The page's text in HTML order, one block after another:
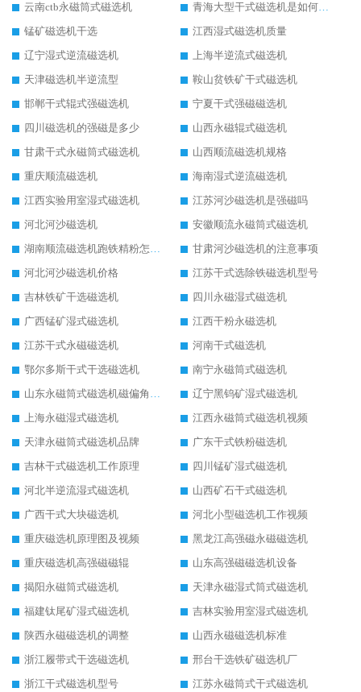
云南ctb永磁筒式磁选机
青海大型干式磁选机是如何选矿的
锰矿磁选机干选
江西湿式磁选机质量
辽宁湿式逆流磁选机
上海半逆流式磁选机
天津磁选机半逆流型
鞍山贫铁矿干式磁选机
邯郸干式辊式强磁选机
宁夏干式强磁磁选机
四川磁选机的强磁是多少
山西永磁辊式磁选机
甘肃干式永磁筒式磁选机
山西顺流磁选机规格
重庆顺流磁选机
海南湿式逆流磁选机
江西实验用室湿式磁选机
江苏河沙磁选机是强磁吗
河北河沙磁选机
安徽顺流永磁筒式磁选机
湖南顺流磁选机跑铁精粉怎么处理
甘肃河沙磁选机的注意事项
河北河沙磁选机价格
江苏干式选除铁磁选机型号
吉林铁矿干选磁选机
四川永磁湿式磁选机
广西锰矿湿式磁选机
江西干粉永磁选机
江苏干式永磁磁选机
河南干式磁选机
鄂尔多斯干式干选磁选机
南宁永磁筒式磁选机
山东永磁筒式磁选机磁偏角怎么调整
辽宁黑钨矿湿式磁选机
上海永磁湿式磁选机
江西永磁筒式磁选机视频
天津永磁筒式磁选机品牌
广东干式铁粉磁选机
吉林干式磁选机工作原理
四川锰矿湿式磁选机
河北半逆流湿式磁选机
山西矿石干式磁选机
广西干式大块磁选机
河北小型磁选机工作视频
重庆磁选机原理图及视频
黑龙江高强磁永磁磁选机
重庆磁选机高强磁磁辊
山东高强磁磁选机设备
揭阳永磁筒式磁选机
天津永磁湿式筒式磁选机
福建钛尾矿湿式磁选机
吉林实验用室湿式磁选机
陕西永磁磁选机的调整
山西永磁磁选机标准
浙江履带式干选磁选机
邢台干选铁矿磁选机厂
浙江干式磁选机型号
江苏永磁筒式干式磁选机